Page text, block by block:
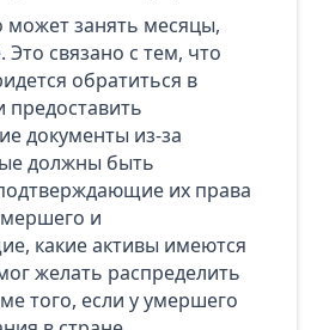
может занять месяцы,
связано с тем, что
обратиться в
предоставить
документы из-за
должны быть
их права
и
какие активы имеются
желать распределить
того, если у умершего